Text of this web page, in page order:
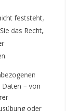
feststeht,
das Recht,
– von
oder